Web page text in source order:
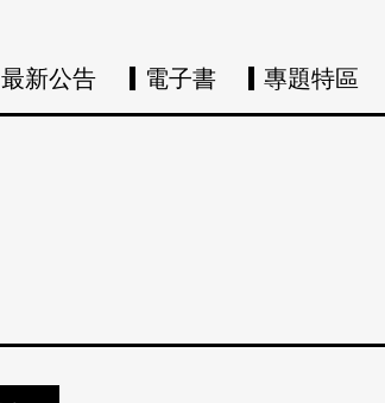
最新公告 電子書 專題特區